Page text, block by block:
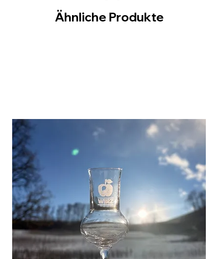
Ähnliche Produkte